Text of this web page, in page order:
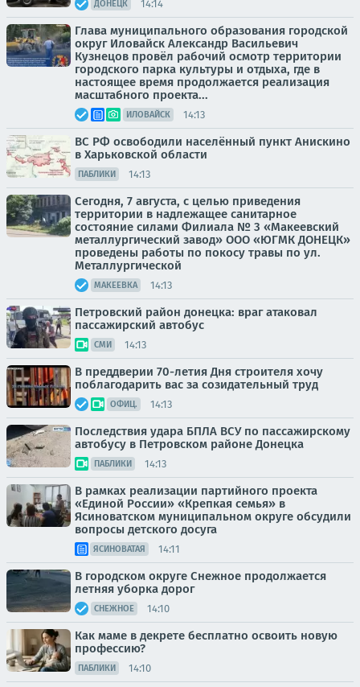
ДОНЕЦК 14:14
Глава муниципального образования городской
округ Иловайск Александр Васильевич
Кузнецов провёл рабочий осмотр территории
городского парка культуры и отдыха, где в
настоящее время продолжается реализация
масштабного проекта...
ИЛОВАЙСК 14:13
ВС РФ освободили населённый пункт Анискино
в Харьковской области
ПАБЛИКИ 14:13
Сегодня, 7 августа, с целью приведения
территории в надлежащее санитарное
состояние силами Филиала № 3 «Макеевский
металлургический завод» ООО «ЮГМК ДОНЕЦК»
проведены работы по покосу травы по ул.
Металлургической
МАКЕЕВКА 14:13
Петровский район донецка: враг атаковал
пассажирский автобус
СМИ 14:13
В преддверии 70-летия Дня строителя хочу
поблагодарить вас за созидательный труд
ОФИЦ. 14:13
Последствия удара БПЛА ВСУ по пассажирскому
автобусу в Петровском районе Донецка
ПАБЛИКИ 14:13
В рамках реализации партийного проекта
«Единой России» «Крепкая семья» в
Ясиноватском муниципальном округе обсудили
вопросы детского досуга
ЯСИНОВАТАЯ 14:11
В городском округе Снежное продолжается
летняя уборка дорог
СНЕЖНОЕ 14:10
Как маме в декрете бесплатно освоить новую
профессию?
ПАБЛИКИ 14:10